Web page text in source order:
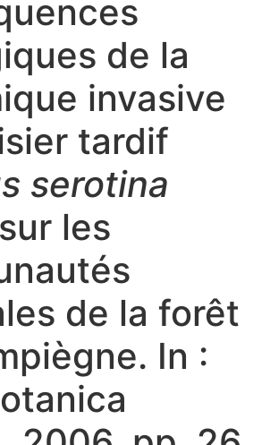
de la
invasive
tardif
serotina
les
de la forêt
In :